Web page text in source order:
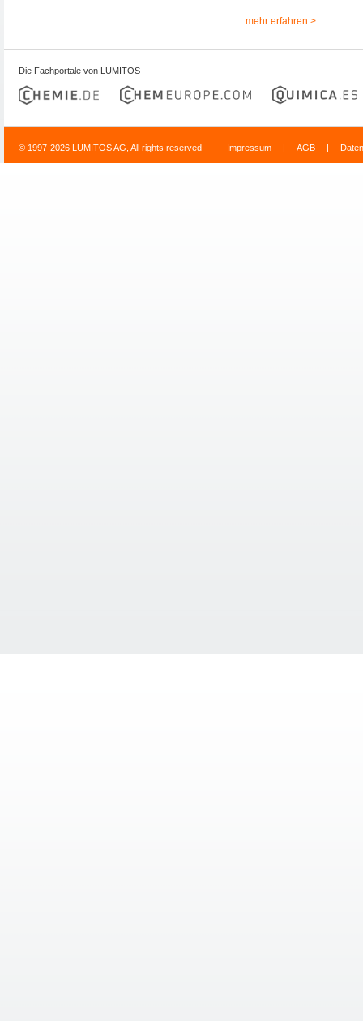
mehr erfahren >
Die Fachportale von LUMITOS
© 1997-2026 LUMITOS AG, All rights reserved Impressum | AGB |